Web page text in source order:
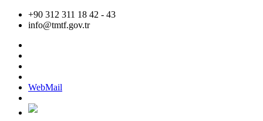
+90 312 311 18 42 - 43
info@tmtf.gov.tr
WebMail